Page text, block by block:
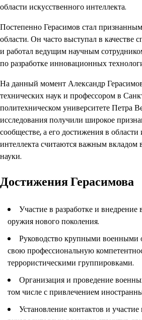
области искусственного интеллекта.
Постепенно Герасимов стал
области. Он часто выступал в качестве
и работал ведущим научным
по разработке инновационных
На данный момент Александр
технических наук и профессором в
политехническом университете Петра
исследования получили широкое
сообществе, а его достижения в области
интеллекта считаются важным вкладом
науки.
Достижения Герасимова
Участие в разработке и
оружия нового поколения.
Руководство крупными военными
свою профессиональную
террористическими группировками.
Организация и проведение
том числе с привлечением
Установление контактов и участие